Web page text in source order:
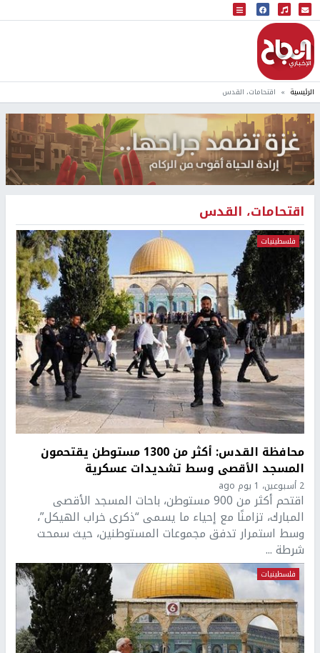
البث المباشر
إذاعة النجاح
الرئيسية اقتحامات، القدس
اقتحامات، القدس
فلسطينيات
محافظة القدس: أكثر من 1300 مستوطن يقتحمون
المسجد الأقصى وسط تشديدات عسكرية
2 أسبوعين، 1 يوم ago
اقتحم أكثر من 900 مستوطن، باحات المسجد الأقصى
المبارك، تزامنًا مع إحياء ما يسمى “ذكرى خراب الهيكل”،
وسط استمرار تدفق مجموعات المستوطنين، حيث سمحت
شرطة ...
فلسطينيات